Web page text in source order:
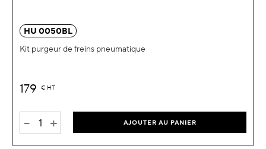
HU 0050BL
Kit purgeur de freins pneumatique
179 € HT
- + AJOUTER AU PANIER